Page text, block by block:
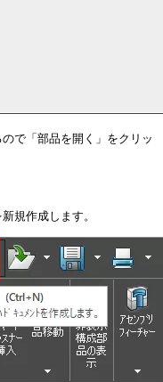
で「部品を開く」をクリッ
規作成します。